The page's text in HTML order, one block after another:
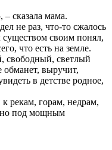
– сказала мама.
не раз, что-то сжалось
существом своим понял,
что есть на земле.
свободный, светлый
обманет, выручит,
в детстве родное,
рекам, горам, недрам,
под мощным